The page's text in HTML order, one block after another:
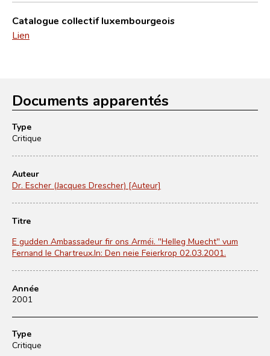
Catalogue collectif luxembourgeois
Lien
Documents apparentés
Type
Critique
Auteur
Dr. Escher (Jacques Drescher) [Auteur]
Titre
E gudden Ambassadeur fir ons Arméi. "Helleg Muecht" vum
Fernand le Chartreux.In: Den neie Feierkrop 02.03.2001.
Année
2001
Type
Critique